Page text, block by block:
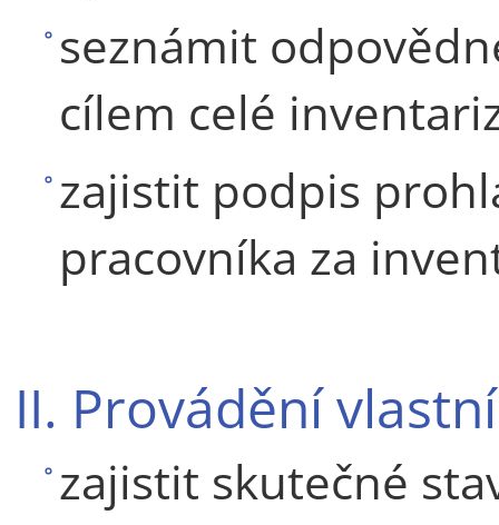
seznámit
cílem celé
zajistit podpis
pracovníka za
II. Provádění
zajistit skutečné